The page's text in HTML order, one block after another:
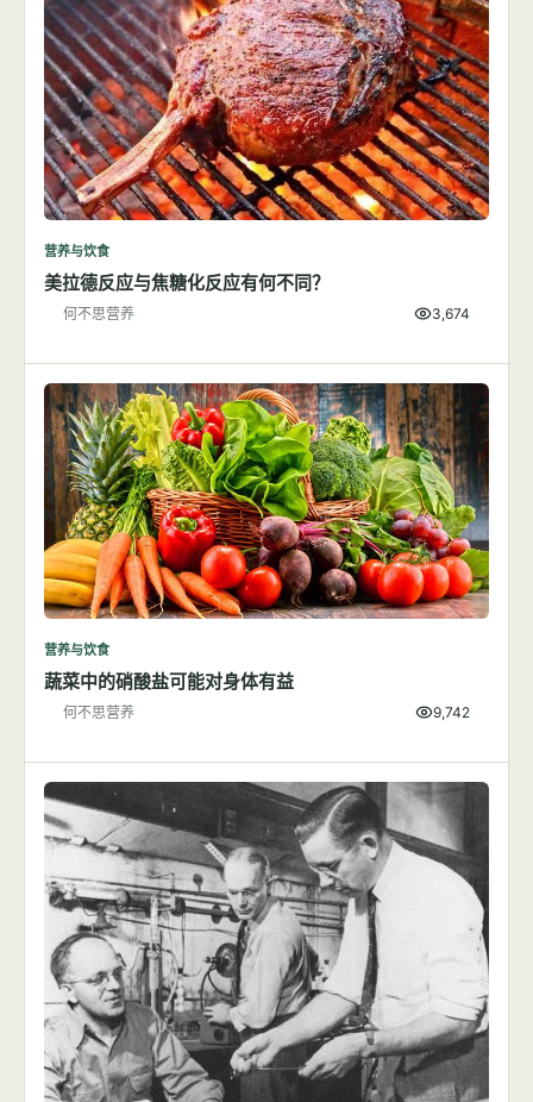
营养与饮食
美拉德反应与焦糖化反应有何不同？
何不思营养 3,674
营养与饮食
蔬菜中的硝酸盐可能对身体有益
何不思营养 9,742